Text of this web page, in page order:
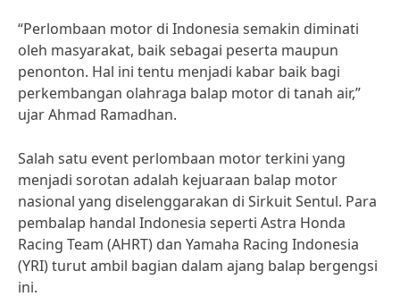
“Perlombaan motor di Indonesia semakin diminati
oleh masyarakat, baik sebagai peserta maupun
penonton. Hal ini tentu menjadi kabar baik bagi
perkembangan olahraga balap motor di tanah air,”
ujar Ahmad Ramadhan.
Salah satu event perlombaan motor terkini yang
menjadi sorotan adalah kejuaraan balap motor
nasional yang diselenggarakan di Sirkuit Sentul. Para
pembalap handal Indonesia seperti Astra Honda
Racing Team (AHRT) dan Yamaha Racing Indonesia
(YRI) turut ambil bagian dalam ajang balap bergengsi
ini.